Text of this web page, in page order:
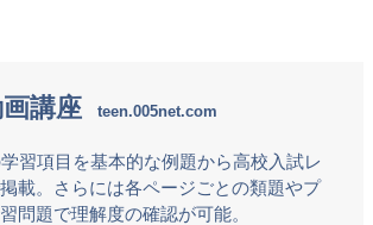
講座
習項目を基本的な例題から高校入試レ
載。さらには各ページごとの類題やプ
問題で理解度の確認が可能。